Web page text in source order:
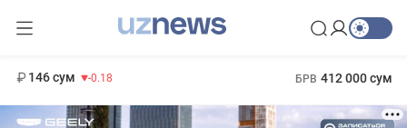
146 сум -0.18 БРВ 412 000 сум